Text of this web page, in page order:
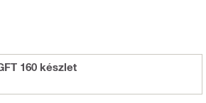
160 készlet